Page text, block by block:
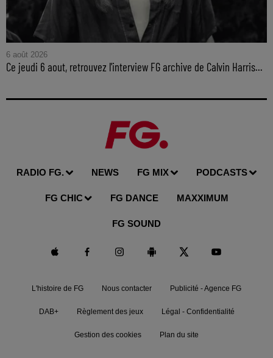
6 août 2026
Ce jeudi 6 aout, retrouvez l'interview FG archive de Calvin Harris...
RADIO FG. NEWS FG MIX PODCASTS
FG CHIC FG DANCE MAXXIMUM
FG SOUND
L'histoire de FG Nous contacter Publicité - Agence FG
DAB+ Règlement des jeux Légal - Confidentialité
Gestion des cookies Plan du site